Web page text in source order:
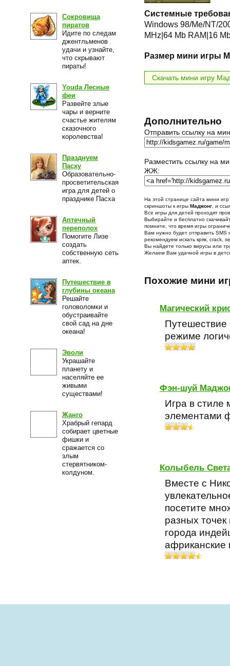
Сокровища
пиратов
Идите по следам
джентльменов
удачи и узнайте,
что скрывают
пираты!
Youda Лесные
феи
Развейте злые
чары и верните
счастье жителям
сказочного
королевства!
Празднуем
Пасху
Образовательно-
просветительская
игра для детей о
празднике Пасха
Аптечный
переполох
Помогите Лизе
создать
собственную сеть
аптек.
Путешествие в
глубины океана
Решайте
головоломки и
обустраивайте
свой сад на дне
океана!
Эволи
Украшайте
планету и
населяйте ее
живыми
существами!
Жанго
Храбрый гепард
собирает цветные
фишки и
сражается со
злым
стервятником-
колдуном.
Системные
Windows 98/Me/NT/
MHz|64 Mb RAM|16
Размер мини игры
Скачать мини игру
Дополнительно
Отправить ссылку на
Разместить ссылку на
ЖЖ:
На этой странице сайта мини
скриншоты к игры Маджонг , и
Все игры для детей проходят
Выбирайте и бесплатно
помните, что время игры
Вам нужно будет отправить
рекомендуем искать кряк, crack,
Вы найдете только вирусы или
Желаем Вам удачной игры в
Похожие мини
Магический
Путешествие
режиме
Фэн-шуй
Игра в стиле
элементами
Колыбель
Вместе с
посетите
разных
города
африканские